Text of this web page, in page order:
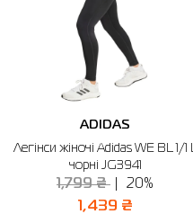
ADIDAS
Легінси жіночі Adidas WE BL 1/1 L
чорні JG3941
1,799 ₴ 20%
1,439 ₴